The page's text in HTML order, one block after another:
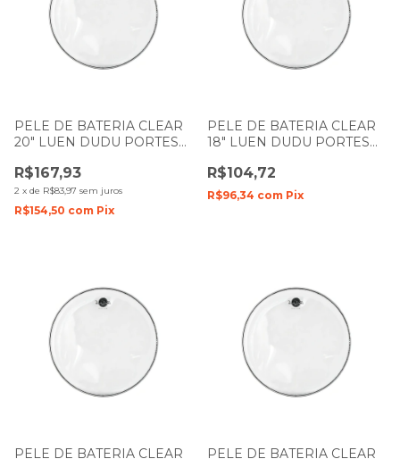
PELE DE BATERIA CLEAR
20" LUEN DUDU PORTES
R$167,93
2 x de R$83,97 sem juros
R$154,50 com Pix
PELE DE BATERIA CLEAR
18" LUEN DUDU PORTES
R$104,72
R$96,34 com Pix
PELE DE BATERIA CLEAR
PELE DE BATERIA CLEAR